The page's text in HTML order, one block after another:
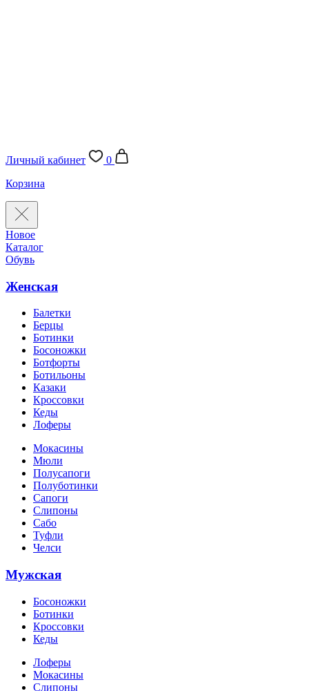
Личный кабинет
0
Корзина
Новое
Каталог
Обувь
Женская
Балетки
Берцы
Ботинки
Босоножки
Ботфорты
Ботильоны
Казаки
Кроссовки
Кеды
Лоферы
Мокасины
Мюли
Полусапоги
Полуботинки
Сапоги
Слипоны
Сабо
Туфли
Челси
Мужская
Босоножки
Ботинки
Кроссовки
Кеды
Лоферы
Мокасины
Слипоны